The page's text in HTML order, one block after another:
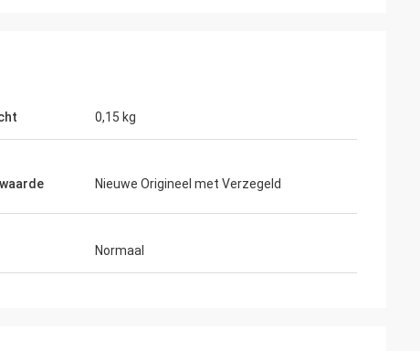
0,15 kg
Nieuwe Origineel met Verzegeld
Normaal